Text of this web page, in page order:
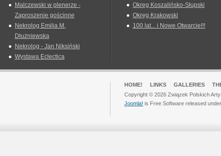
Malczewski w plenerze -
Zaproszenie gościnne
Nekrolog Emilia M.
Dłużniewska
Nekrolog - Jan Niksiński
Wystawa Eclectica
Okreg Koszalińsko-Słupski
Okręg Krakowski
100 lat... i Nowe Otwarcie!!!
HOME! LINKS GALLERIES
Copyright © 2026 Związek Polskich
Joomla! is Free Software released